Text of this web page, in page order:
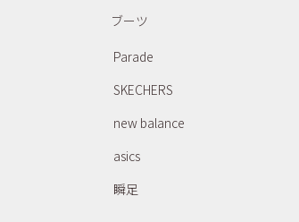
ブーツ
Parade
SKECHERS
new balance
asics
瞬足